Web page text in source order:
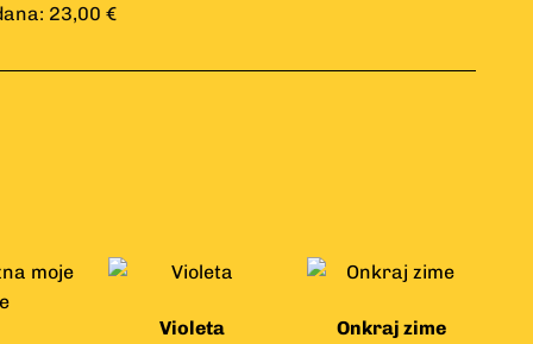
23,00 €
Violeta
Onkraj zime